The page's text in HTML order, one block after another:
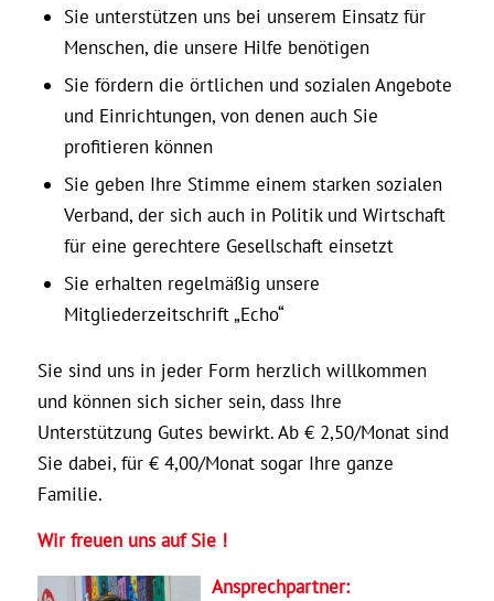
Sie unterstützen uns bei unserem Einsatz für
Menschen, die unsere Hilfe benötigen
Sie fördern die örtlichen und sozialen Angebote
und Einrichtungen, von denen auch Sie
profitieren können
Sie geben Ihre Stimme einem starken sozialen
Verband, der sich auch in Politik und Wirtschaft
für eine gerechtere Gesellschaft einsetzt
Sie erhalten regelmäßig unsere
Mitgliederzeitschrift „Echo“
Sie sind uns in jeder Form herzlich willkommen
und können sich sicher sein, dass Ihre
Unterstützung Gutes bewirkt. Ab € 2,50/Monat sind
Sie dabei, für € 4,00/Monat sogar Ihre ganze
Familie.
Wir freuen uns auf Sie !
Ansprechpartner: